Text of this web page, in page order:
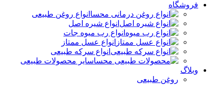
فروشگاه
انواع روغن طبیعی
انواع شیره اصل
انواع رب میوه جات
انواع عسل ممتاز
انواع سرکه طبیعی
سایر محصولات طبیعی
وبلاگ
روغن طبیعی